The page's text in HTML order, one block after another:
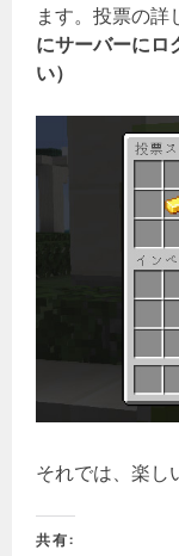
ます。投票の詳
にサーバーにロ
い）
それでは、楽し
共有: